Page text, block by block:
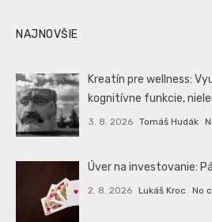
NAJNOVŠIE
Kreatín pre wellness:
kognitívne funkcie,
3. 8. 2026 Tomáš Hudák
Úver na investovanie:
2. 8. 2026 Lukáš Kroc No